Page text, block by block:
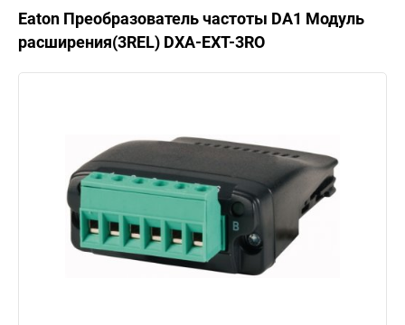
Eaton Преобразователь частоты DA1 Модуль
расширения(3REL) DXA-EXT-3RO